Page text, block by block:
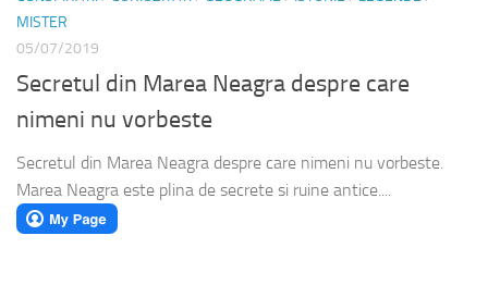
MISTER
05/07/2019
Secretul din Marea Neagra despre care
nimeni nu vorbeste
Secretul din Marea Neagra despre care nimeni nu vorbeste.
Marea Neagra este plina de secrete si ruine antice....